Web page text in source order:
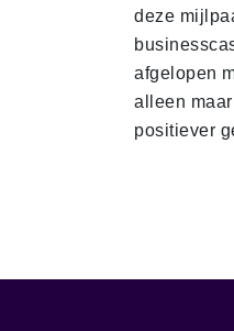
deze
afgelopen
alleen maar
positiever